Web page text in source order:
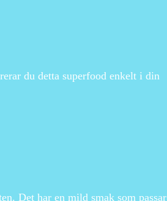
du detta superfood enkelt i din
Det har en mild smak som passar